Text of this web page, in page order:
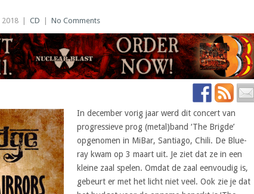
2018 CD No Comments
In december vorig jaar werd dit concert van
progressieve prog (metal)band ‘The Brigde’
opgenomen in MiBar, Santiago, Chili. De Blue-
ray kwam op 3 maart uit. Je ziet dat ze in een
kleine zaal spelen. Omdat de zaal eenvoudig is,
gebeurt er met het licht niet veel. Ook zie je dat